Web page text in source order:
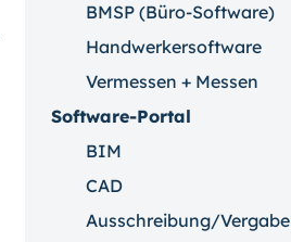
BMSP (Büro-Software)
Handwerkersoftware
Vermessen + Messen
Software-Portal
BIM
CAD
Ausschreibung/Vergabe